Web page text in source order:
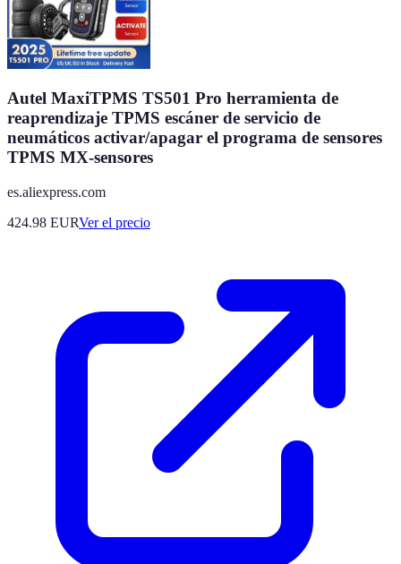
Autel MaxiTPMS TS501 Pro herramienta de
reaprendizaje TPMS escáner de servicio de
neumáticos activar/apagar el programa de sensores
TPMS MX-sensores
es.aliexpress.com
424.98 EURVer el precio